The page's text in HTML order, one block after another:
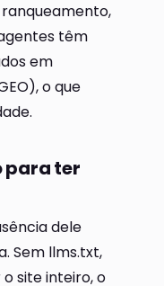
têm
em
o que
para ter
dele
Sem llms.txt,
site inteiro, o